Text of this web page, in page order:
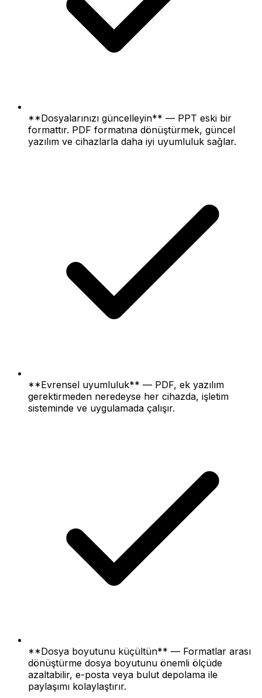
**Dosyalarınızı güncelleyin** — PPT eski bir
formattır. PDF formatına dönüştürmek, güncel
yazılım ve cihazlarla daha iyi uyumluluk sağlar.
**Evrensel uyumluluk** — PDF, ek yazılım
gerektirmeden neredeyse her cihazda, işletim
sisteminde ve uygulamada çalışır.
**Dosya boyutunu küçültün** — Formatlar arası
dönüştürme dosya boyutunu önemli ölçüde
azaltabilir, e-posta veya bulut depolama ile
paylaşımı kolaylaştırır.